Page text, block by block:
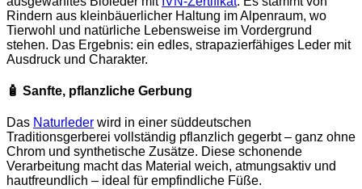
Rindern aus kleinbäuerlicher Haltung im Alpenraum, wo
Tierwohl und natürliche Lebensweise im Vordergrund
stehen. Das Ergebnis: ein edles, strapazierfähiges Leder mit
Ausdruck und Charakter.
🧴 Sanfte, pflanzliche Gerbung
Das Naturleder wird in einer süddeutschen
Traditionsgerberei vollständig pflanzlich gegerbt – ganz ohne
Chrom und synthetische Zusätze. Diese schonende
Verarbeitung macht das Material weich, atmungsaktiv und
hautfreundlich – ideal für empfindliche Füße.